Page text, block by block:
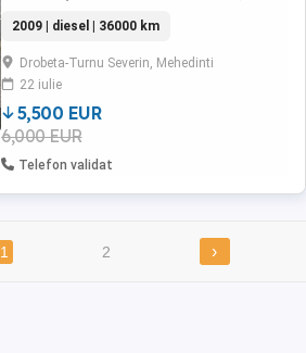
Raport CarVertical Verificați Preț: 5.500
(negociabil) Mașina se prezintă în stare bună
atât tehnic, cât și estetic , fara martori aprinsi
...
2009 | diesel | 36000 km
Drobeta-Turnu Severin, Mehedinti
22 iulie
5,500 EUR
6,000 EUR
Telefon validat
1 2 ›